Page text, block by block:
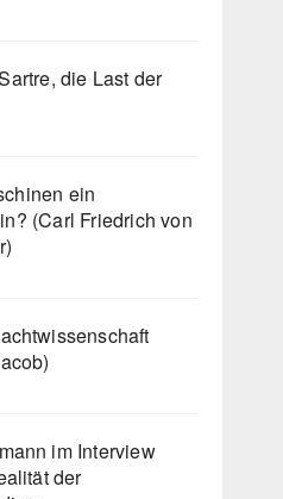
die Last der
ein
(Carl Friedrich von
im Interview
der